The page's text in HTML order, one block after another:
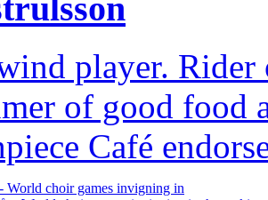
player.
of good food
Café
World choir games invigning in